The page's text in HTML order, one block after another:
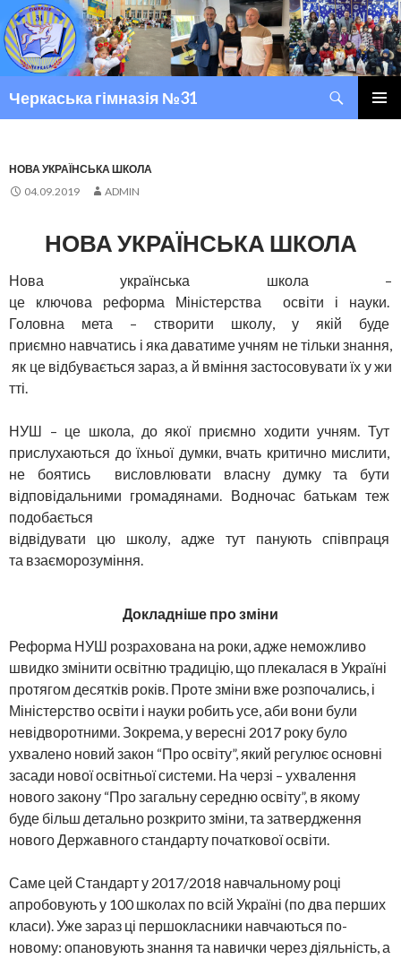
Черкаська гімназія №31
НОВА УКРАЇНСЬКА ШКОЛА
04.09.2019
ADMIN
НОВА УКРАЇНСЬКА ШКОЛА
Нова українська школа –
це ключова реформа Міністерства освіти і науки.
Головна мета – створити школу, у якій буде
приємно навчатись і яка даватиме учням не тільки знання,
як це відбувається зараз, а й вміння застосовувати їх у жи
тті.
НУШ – це школа, до якої приємно ходити учням. Тут
прислухаються до їхньої думки, вчать критично мислити,
не боятись висловлювати власну думку та бути
відповідальними громадянами. Водночас батькам теж
подобається
відвідувати цю школу, адже тут панують співпраця
та взаєморозуміння.
Докладніше про зміни
Реформа НУШ розрахована на роки, адже неможливо
швидко змінити освітню традицію, що плекалася в Україні
протягом десятків років. Проте зміни вже розпочались, і
Міністерство освіти і науки робить усе, аби вони були
невідворотними. Зокрема, у вересні 2017 року було
ухвалено новий закон “Про освіту”, який регулює основні
засади нової освітньої системи. На черзі – ухвалення
нового закону “Про загальну середню освіту”, в якому
буде більш детально розкрито зміни, та затвердження
нового Державного стандарту початкової освіти.
Саме цей Стандарт у 2017/2018 навчальному році
апробовують у 100 школах по всій Україні (по два перших
класи). Уже зараз ці першокласники навчаються по-
новому: опановують знання та навички через діяльність, а